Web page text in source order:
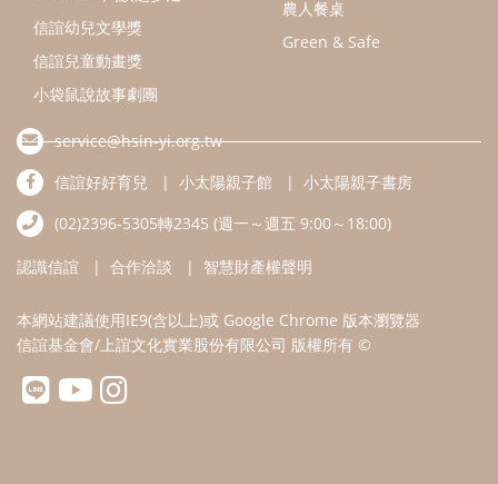
本網站建議使用IE9(含以上)或 Google Chrome 版本瀏覽器
信誼基金會/上誼文化實業股份有限公司 版權所有 ©